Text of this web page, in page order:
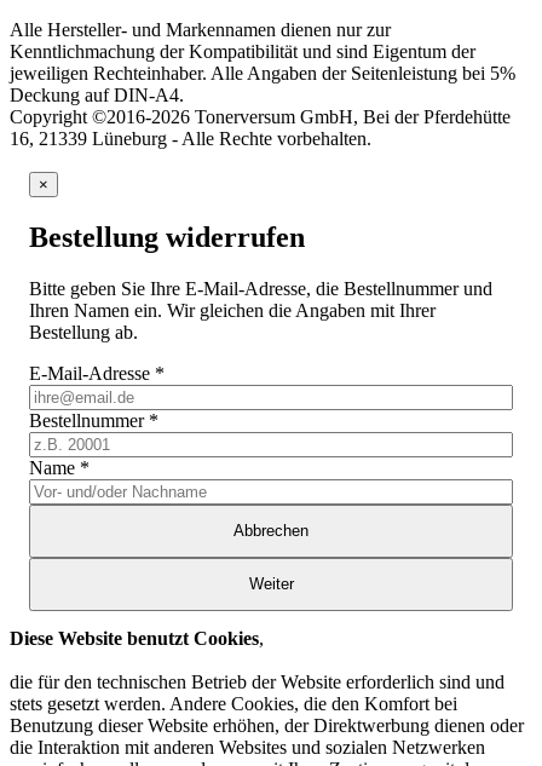
Alle Hersteller- und Markennamen dienen nur zur
Kenntlichmachung der Kompatibilität und sind Eigentum der
jeweiligen Rechteinhaber. Alle Angaben der Seitenleistung bei 5%
Deckung auf DIN-A4.
Copyright ©2016-2026 Tonerversum GmbH, Bei der Pferdehütte
16, 21339 Lüneburg - Alle Rechte vorbehalten.
×
Bestellung widerrufen
Bitte geben Sie Ihre E-Mail-Adresse, die Bestellnummer und
Ihren Namen ein. Wir gleichen die Angaben mit Ihrer
Bestellung ab.
E-Mail-Adresse *
Bestellnummer *
Name *
Abbrechen
Weiter
Diese Website benutzt Cookies,
die für den technischen Betrieb der Website erforderlich sind und
stets gesetzt werden. Andere Cookies, die den Komfort bei
Benutzung dieser Website erhöhen, der Direktwerbung dienen oder
die Interaktion mit anderen Websites und sozialen Netzwerken